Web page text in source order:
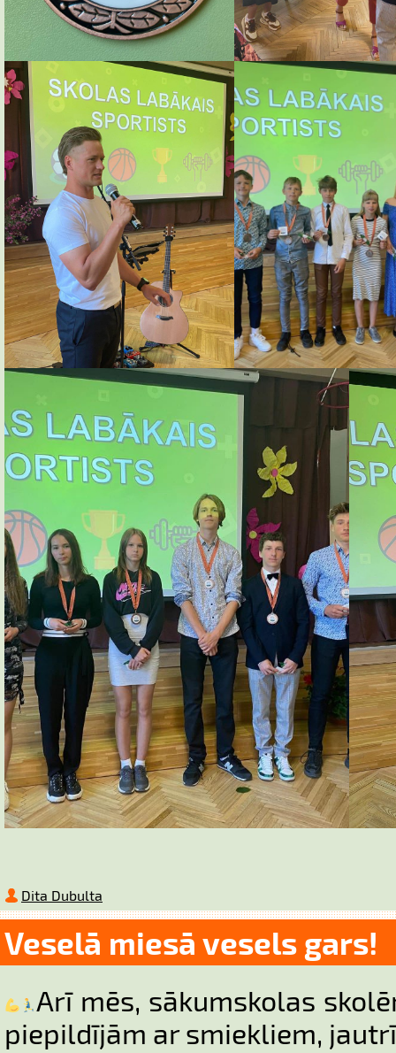
Dita Dubulta
Veselā miesā vesels gars!
Arī mēs, sākumskolas
piepildījām ar smiekliem,